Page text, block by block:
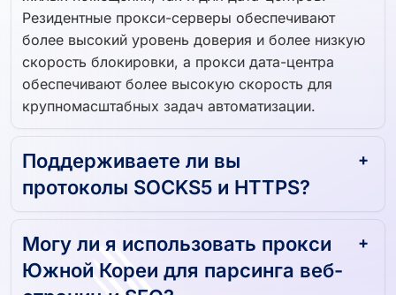
Резидентные прокси-серверы обеспечивают
более высокий уровень доверия и более низкую
скорость блокировки, а прокси дата-центра
обеспечивают более высокую скорость для
крупномасштабных задач автоматизации.
Поддерживаете ли вы
протоколы SOCKS5 и HTTPS?
Могу ли я использовать прокси
Южной Кореи для парсинга веб-
страниц и SEO?